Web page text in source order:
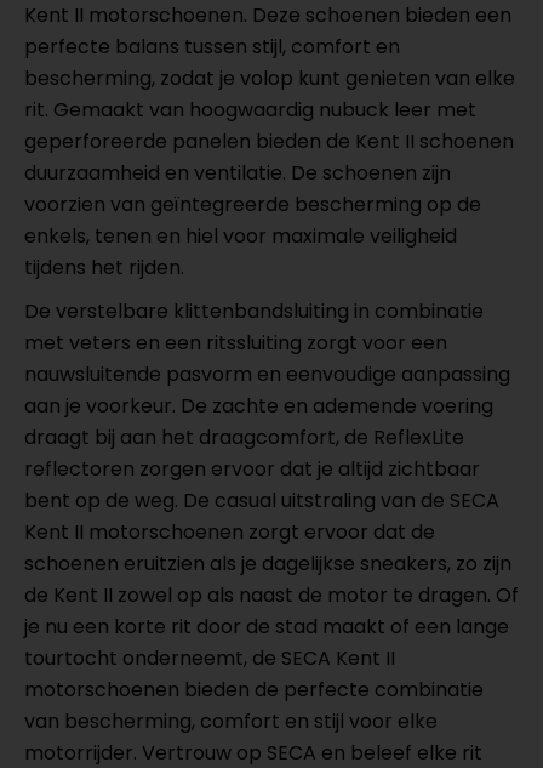
Kent II motorschoenen. Deze schoenen bieden een
perfecte balans tussen stijl, comfort en
bescherming, zodat je volop kunt genieten van elke
rit. Gemaakt van hoogwaardig nubuck leer met
geperforeerde panelen bieden de Kent II schoenen
duurzaamheid en ventilatie. De schoenen zijn
voorzien van geïntegreerde bescherming op de
enkels, tenen en hiel voor maximale veiligheid
tijdens het rijden.
De verstelbare klittenbandsluiting in combinatie
met veters en een ritssluiting zorgt voor een
nauwsluitende pasvorm en eenvoudige aanpassing
aan je voorkeur. De zachte en ademende voering
draagt bij aan het draagcomfort, de ReflexLite
reflectoren zorgen ervoor dat je altijd zichtbaar
bent op de weg. De casual uitstraling van de SECA
Kent II motorschoenen zorgt ervoor dat de
schoenen eruitzien als je dagelijkse sneakers, zo zijn
de Kent II zowel op als naast de motor te dragen. Of
je nu een korte rit door de stad maakt of een lange
tourtocht onderneemt, de SECA Kent II
motorschoenen bieden de perfecte combinatie
van bescherming, comfort en stijl voor elke
motorrijder. Vertrouw op SECA en beleef elke rit